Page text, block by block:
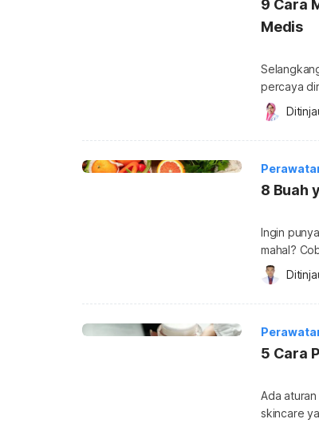
9 Cara
Medis
percaya
dalam
dengan
8 Buah
Ingin
mahal?
dapat
benar-
5 Cara
Ada
skincare